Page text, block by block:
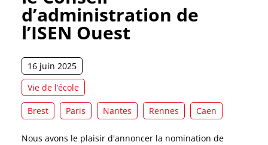
d’administration de
l’ISEN Ouest
16 juin 2025
Vie de l’école
Brest Paris Nantes Rennes Caen
Nous avons le plaisir d'annoncer la nomination de